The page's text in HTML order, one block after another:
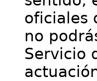
oficiales
no
Servicio